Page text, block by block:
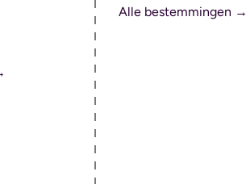
Alle bestemmingen →